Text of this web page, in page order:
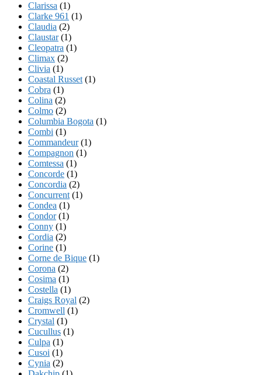
Clarissa (1)
Clarke 961 (1)
Claudia (2)
Claustar(1)
Cleopatra (1)
Climax (2)
Clivia (1)
Coastal Russet (1)
Cobra (1)
Colina (2)
Colmo (2)
Columbia Bogota (1)
Combi (1)
Commandeur(1)
Compagnon (1)
Comtessa (1)
Concorde (1)
Concordia (2)
Concurrent (1)
Condea (1)
Condor(1)
Conny (1)
Cordia (2)
Corine (1)
Corne de Bique (1)
Corona (2)
Cosima (1)
Costella (1)
Craigs Royal (2)
Cromwell (1)
Crystal (1)
Cucullus (1)
Culpa (1)
Cusoi (1)
Cynia (2)